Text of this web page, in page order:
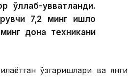
қувватланди.
7,2 минг қишлоқ
дона техникани
ўзгаришлари ва янги